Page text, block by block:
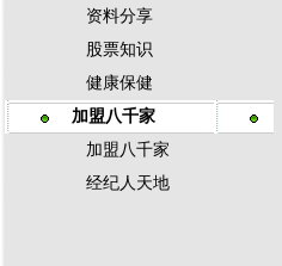
资料分享
股票知识
健康保健
加盟八千家
加盟八千家
经纪人天地